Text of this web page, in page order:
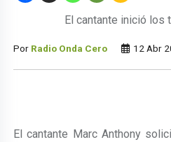
El cantante inició los
Por Radio Onda Cero 12 Abr
El cantante Marc Anthony